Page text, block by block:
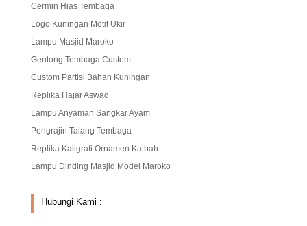
Cermin Hias Tembaga
Logo Kuningan Motif Ukir
Lampu Masjid Maroko
Gentong Tembaga Custom
Custom Partisi Bahan Kuningan
Replika Hajar Aswad
Lampu Anyaman Sangkar Ayam
Pengrajin Talang Tembaga
Replika Kaligrafi Ornamen Ka’bah
Lampu Dinding Masjid Model Maroko
Hubungi Kami :